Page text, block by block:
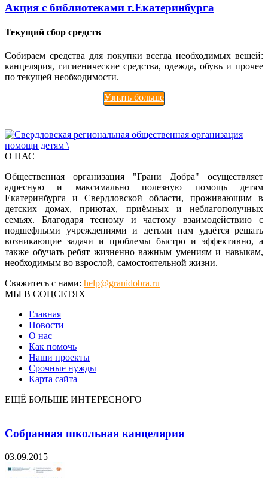
Акция с библиотеками г.Екатеринбурга
Текущий сбор средств
Собираем средства для покупки всегда необходимых вещей:
канцелярия, гигиенические средства, одежда, обувь и прочее
по текущей необходимости.
Узнать больше
О НАС
Общественная организация "Грани Добра" осуществляет
адресную и максимально полезную помощь детям
Екатеринбурга и Свердловской области, проживающим в
детских домах, приютах, приёмных и неблагополучных
семьях. Благодаря тесному и частому взаимодействию с
подшефными учреждениями и детьми нам удаётся решать
возникающие задачи и проблемы быстро и эффективно, а
также обучать ребят жизненно важным умениям и навыкам,
необходимым во взрослой, самостоятельной жизни.
Свяжитесь с нами: help@granidobra.ru
МЫ В СОЦСЕТЯХ
Главная
Новости
О нас
Как помочь
Наши проекты
Срочные нужды
Карта сайта
ЕЩЁ БОЛЬШЕ ИНТЕРЕСНОГО
Собранная школьная канцелярия
03.09.2015